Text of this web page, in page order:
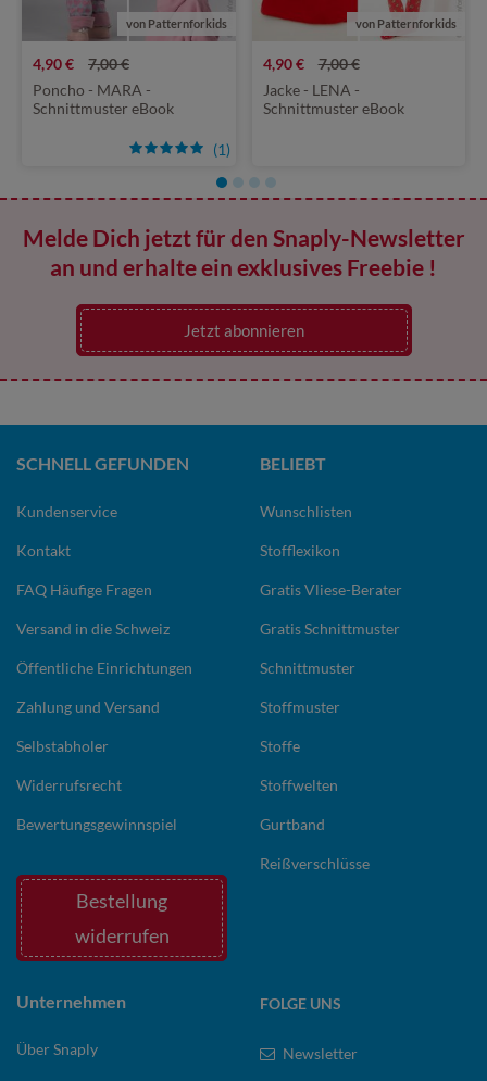
von Patternforkids
(1)
4,90 €
7,00 €
Poncho - MARA -
Schnittmuster eBook
von Patternforkids
4,90 €
7,00 €
Jacke - LENA -
Schnittmuster eBook
Melde Dich jetzt für den Snaply-Newsletter
an und erhalte ein exklusives Freebie !
Jetzt abonnieren
SCHNELL GEFUNDEN
Kundenservice
Kontakt
FAQ Häufige Fragen
Versand in die Schweiz
Öffentliche Einrichtungen
Zahlung und Versand
Selbstabholer
Widerrufsrecht
Bewertungsgewinnspiel
Bestellung
widerrufen
BELIEBT
Wunschlisten
Stofflexikon
Gratis Vliese-Berater
Gratis Schnittmuster
Schnittmuster
Stoffmuster
Stoffe
Stoffwelten
Gurtband
Reißverschlüsse
Unternehmen
Über Snaply
FOLGE UNS
Newsletter